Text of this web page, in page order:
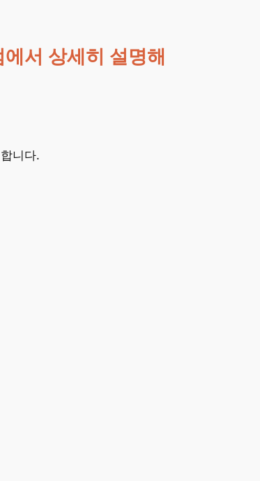
서 상세히 설명해
니다.